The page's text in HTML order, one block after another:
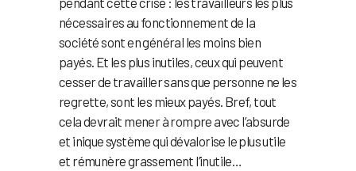
nécessaires au fonctionnement de la
société sont en général les moins bien
payés. Et les plus inutiles, ceux qui peuvent
cesser de travailler sans que personne ne les
regrette, sont les mieux payés. Bref, tout
cela devrait mener à rompre avec l’absurde
et inique système qui dévalorise le plus utile
et rémunère grassement l’inutile…